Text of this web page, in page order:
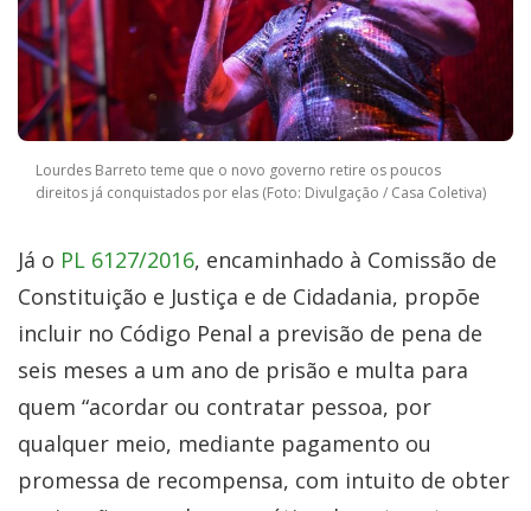
Lourdes Barreto teme que o novo governo retire os poucos
direitos já conquistados por elas (Foto: Divulgação / Casa Coletiva)
Já o PL 6127/2016, encaminhado à Comissão de
Constituição e Justiça e de Cidadania, propõe
incluir no Código Penal a previsão de pena de
seis meses a um ano de prisão e multa para
quem “acordar ou contratar pessoa, por
qualquer meio, mediante pagamento ou
promessa de recompensa, com intuito de obter